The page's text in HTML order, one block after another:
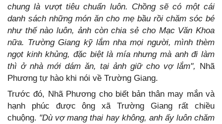
chung là vượt tiêu chuẩn luôn. Chồng sẽ có một cái
danh sách những món ăn cho mẹ bầu rồi chăm sóc bé
như thế nào luôn, ảnh còn chia sẻ cho Mạc Văn Khoa
nữa. Trường Giang kỹ lắm nha mọi người, mình thèm
ngọt kinh khủng, đặc biệt là mía nhưng mà anh đi làm
thì ở nhà mới dám ăn, tại ảnh giữ cho vợ lắm", Nhã
Phương tự hào khi nói về Trường Giang.
Trước đó, Nhã Phương cho biết bản thân may mắn và
hạnh phúc được ông xã Trường Giang rất chiều
chuộng. "Dù vợ mang thai hay không, anh ấy luôn chăm